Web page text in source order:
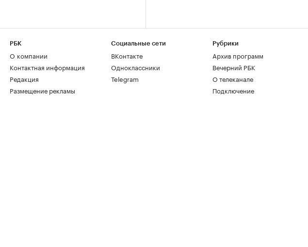
РБК
О компании
Контактная информация
Редакция
Размещение рекламы
Социальные сети
ВКонтакте
Одноклассники
Telegram
Рубрики
Архив программ
Вечерний РБК
О телеканале
Подключение